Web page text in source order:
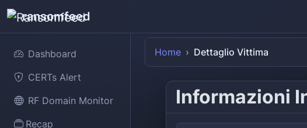
ransomfeed
Dashboard
CERTs Alert
RF Domain Monitor
Recap
Home Dettaglio Vittima
Informazioni